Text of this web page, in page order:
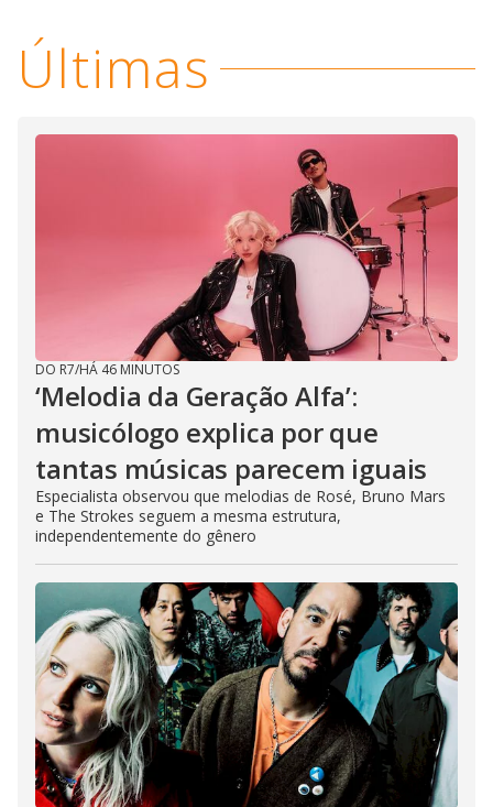
i
d
e
o
Últimas
DO R7/HÁ 46 MINUTOS
‘Melodia da Geração Alfa’:
musicólogo explica por que
tantas músicas parecem iguais
Especialista observou que melodias de Rosé, Bruno Mars
e The Strokes seguem a mesma estrutura,
independentemente do gênero